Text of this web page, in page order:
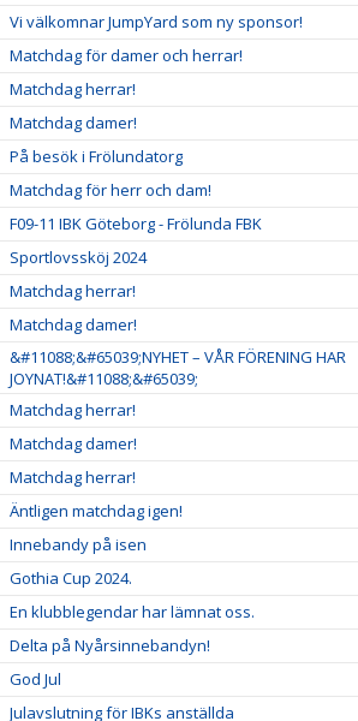
Vi välkomnar JumpYard som ny sponsor!
Matchdag för damer och herrar!
Matchdag herrar!
Matchdag damer!
På besök i Frölundatorg
Matchdag för herr och dam!
F09-11 IBK Göteborg - Frölunda FBK
Sportlovssköj 2024
Matchdag herrar!
Matchdag damer!
&#11088;&#65039;NYHET – VÅR FÖRENING HAR
JOYNAT!&#11088;&#65039;
Matchdag herrar!
Matchdag damer!
Matchdag herrar!
Äntligen matchdag igen!
Innebandy på isen
Gothia Cup 2024.
En klubblegendar har lämnat oss.
Delta på Nyårsinnebandyn!
God Jul
Julavslutning för IBKs anställda